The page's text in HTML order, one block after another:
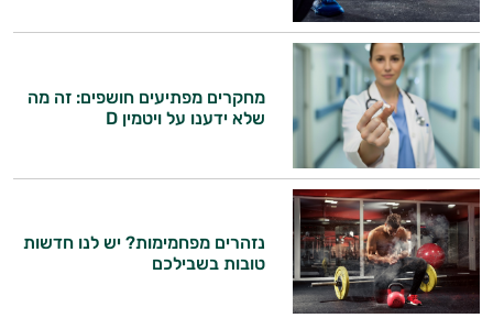
מחקרים מפתיעים חושפים: זה מה
שלא ידענו על ויטמין D
נזהרים מפחמימות? יש לנו חדשות
טובות בשבילכם
היי,
אני יועץ הבריאות האישי AI של טבע בריא.
התשובות שלי מבוססות על מאגרי מידע קליניים